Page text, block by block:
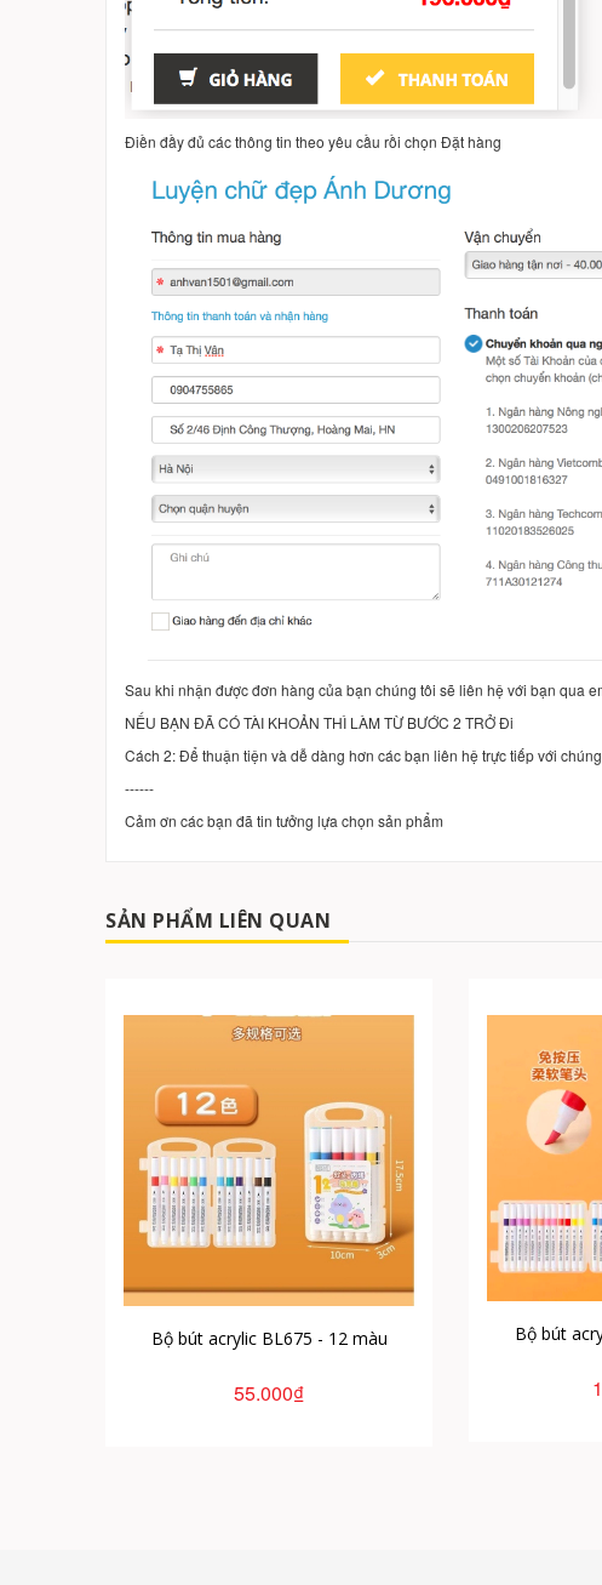
Điền đầy đủ các thông tin theo yêu cầu rồi chọn Đặt hàng
Sau khi nhận được đơn hàng của bạn chúng tôi sẽ liên hệ với bạn qua
NẾU BẠN ĐÃ CÓ TÀI KHOẢN THÌ LÀM TỪ BƯỚC 2 TRỞ Đi
Cách 2: Để thuận tiện và dễ dàng hơn các bạn liên hệ trực tiếp với
------
Cảm ơn các bạn đã tin tưởng lựa chọn sản phẩm
SẢN PHẨM LIÊN QUAN
Bộ bút acrylic BL675 - 12 màu
55.000₫
Bộ bút